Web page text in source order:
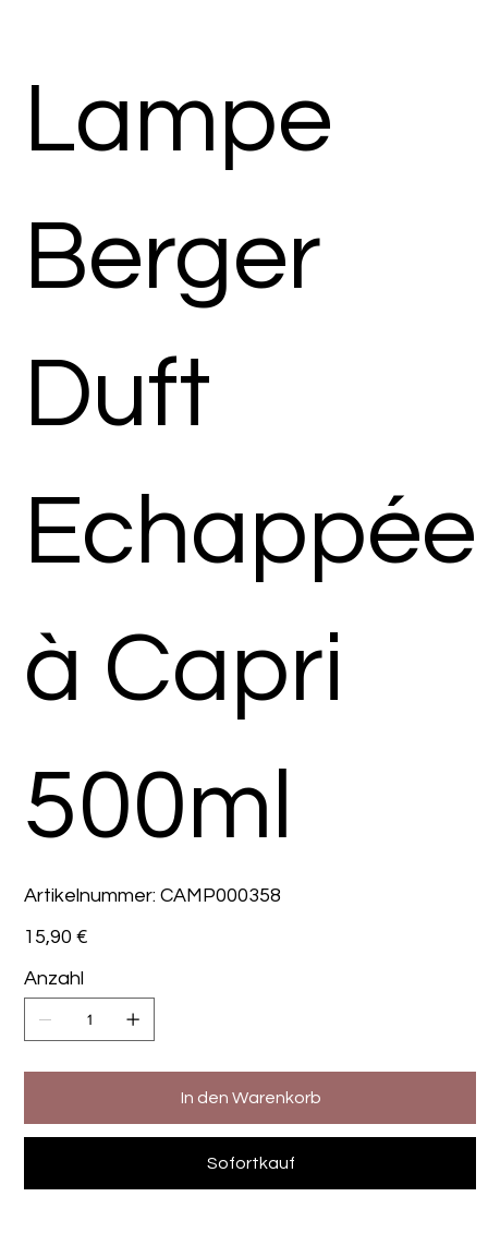
Lampe
Berger
Duft
Echappée
à Capri
500ml
Artikelnummer: Artikelnummer:
CAMP000358
CAMP000358
Preis
15,90 €
Anzahl
In den Warenkorb
Sofortkauf